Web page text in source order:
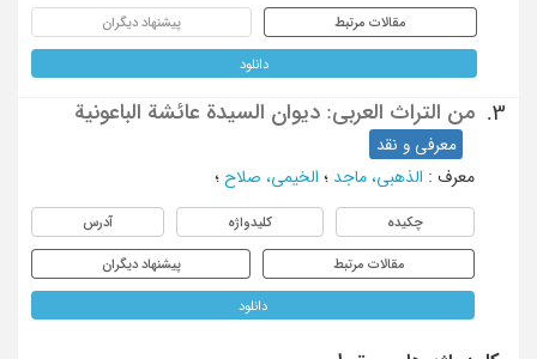
مقالات مرتبط پیشنهاد دیگران
دانلود
3. من التراث العربی: دیوان السیدة عائشة الباعونیة
معرفی و نقد
معرف : الذهبی، ماجد ؛ الخیمی، صلاح ؛
چکیده کلیدواژه آدرس
مقالات مرتبط پیشنهاد دیگران
دانلود